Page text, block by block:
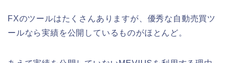
FXのツールはたくさんありますが、優秀な自動売買ツ
ールなら実績を公開しているものがほとんど。